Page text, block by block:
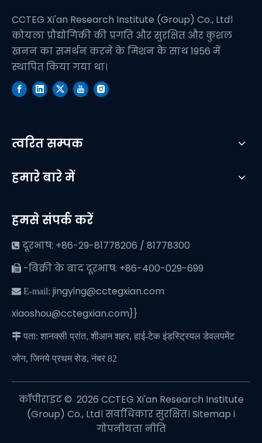
CCTEG Xi'an Research Institute (Group) Co., Ltd।
कोयला प्रौद्योगिकी की प्रगति और सुरक्षित और कुशल
खनन का समर्थन करने के मिशन के साथ 1956 में
स्थापित किया गया था।
त्वरित सम्पक
हमारे बारे में
हमसे संपर्क करें
 दूरभाष: +86-29-81778206 / 81778300
 -बिक्री के बाद दूरभाष: +86-400-029-699
 E-mail: jingying@cctegxian.com
xiaoshou@cctegxian.com}}
 पता: शानक्सी प्रांत, शीआन शहर, हाई-टेक इंडस्ट्रियल डेवलपमेंट
जोन, जिनये प्रथम रोड, नंबर 82
कॉपीराइट © ️ 2026 CCTEG Xi'an Research Institute
(Group) Co., Ltd। सर्वाधिकार सुरक्षित। Sitemap i
गोपनीयता नीति